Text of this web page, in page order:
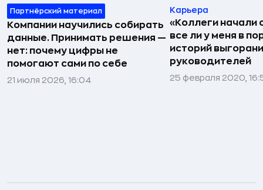
Партнёрский материал
Компании научились собирать
данные. Принимать решения —
нет: почему цифры не
помогают сами по себе
21 июля 2026, 16:04
Карьера
«Коллеги начали
все ли у меня в
историй
руководителей
25 февраля 2020,